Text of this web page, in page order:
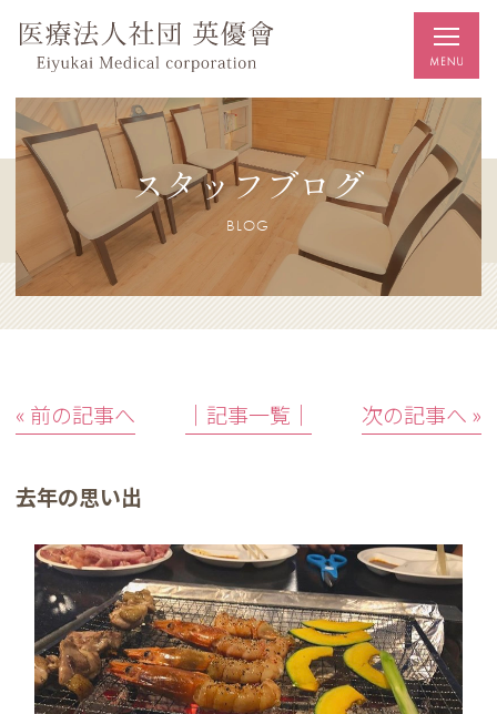
スタッフブログ
BLOG
« 前の記事へ │記事一覧│ 次の記事へ »
去年の思い出